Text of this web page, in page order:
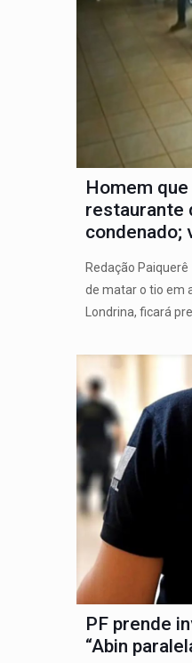
Homem
restaurante
condenado;
Redação
de matar o tio em
Londrina, ficará
PF prende
“Abin